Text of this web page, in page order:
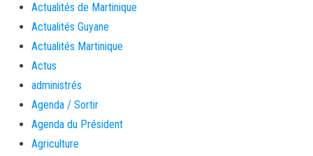
Actualités de Martinique
Actualités Guyane
Actualités Martinique
Actus
administrés
Agenda / Sortir
Agenda du Président
Agriculture